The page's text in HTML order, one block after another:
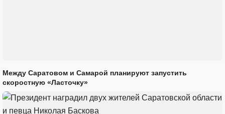
Между Саратовом и Самарой планируют запустить
скоростную «Ласточку»